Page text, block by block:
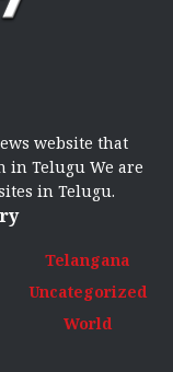
website that
in Telugu We are
in Telugu.
Telangana
Uncategorized
World